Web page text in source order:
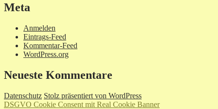
Meta
Anmelden
Eintrags-Feed
Kommentar-Feed
WordPress.org
Neueste Kommentare
Datenschutz Stolz präsentiert von WordPress
DSGVO Cookie Consent mit Real Cookie Banner